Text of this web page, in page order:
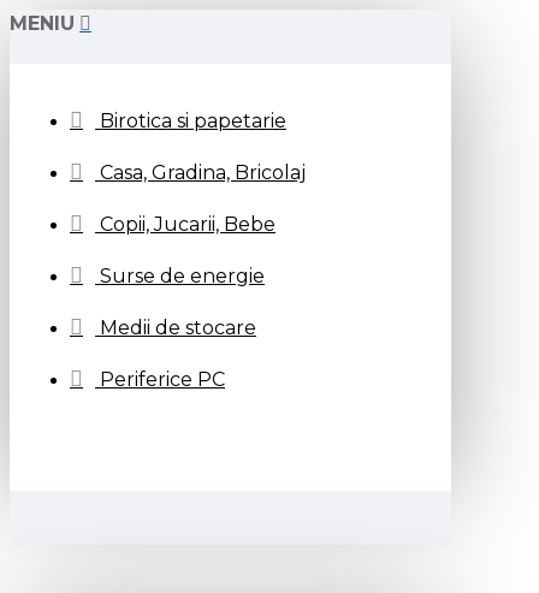
MENIU
Birotica si papetarie
Casa, Gradina, Bricolaj
Copii, Jucarii, Bebe
Surse de energie
Medii de stocare
Periferice PC